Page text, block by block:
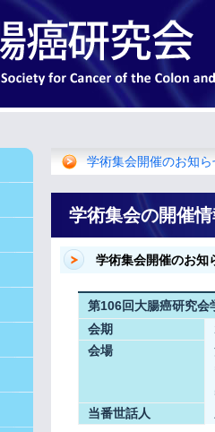
学術集会開催のお知ら
学術集会の開催
学術集会開催のお知
第106回大腸癌研究会
会期
会場
当番世話人